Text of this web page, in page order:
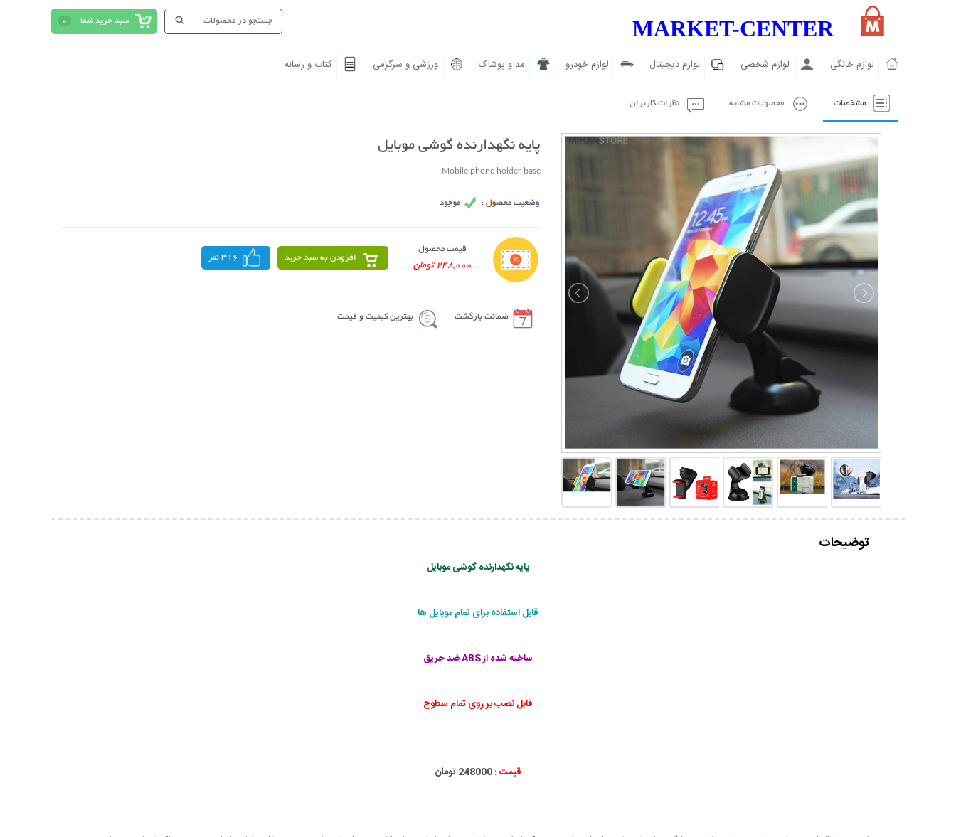
سبد خرید شما 0 MARKET-CENTER
لوازم خانگی لوازم شخصی لوازم دیجیتال لوازم خودرو مد و پوشاک ورزشی و سرگرمی کتاب و رسانه
مشخصات محصولات مشابه نظرات کاربران
پایه نگهدارنده گوشی موبایل
Mobile phone holder base
قیمت محصول
248,000 تومان
افزودن به سبد خرید 316 نفر
ضمانت بازگشت بهترین کیفیت و قیمت
توضیحات
پایه نگهدارنده گوشی موبایل
قابل استفاده برای تمام موبایل ها
ساخته شده از ABS ضد حریق
قابل نصب بر روی تمام سطوح
قیمت :248000 تومان